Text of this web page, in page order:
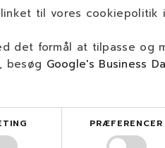
Torx-skrue
AUTOMOWER®
Alle modeller
På lager
til vores cookiepolitik i
det formål at tilpasse og
besøg Google's Business
PRÆFERENCER